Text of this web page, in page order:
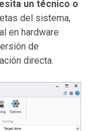
un técnico o
del sistema,
en hardware
de
directa.